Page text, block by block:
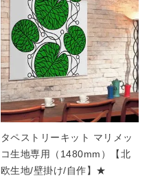
タペストリーキット マリメッ
コ生地専用（1480mm）【北
欧生地/壁掛け/自作】★